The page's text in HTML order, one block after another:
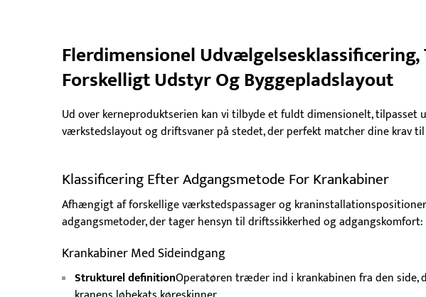
Flerdimensionel
Forskelligt Udstyr Og Byggepladslayout
Ud over kerneproduktserien kan vi tilbyde et fuldt dimensionelt, tilpasset
værkstedslayout og driftsvaner på stedet, der perfekt matcher dine krav
Klassificering Efter Adgangsmetode For Krankabiner
Afhængigt af forskellige værkstedspassager og
adgangsmetoder, der tager hensyn til driftssikkerhed og adgangskomfort:
Krankabiner Med Sideindgang
Strukturel definitionOperatøren træder ind i krankabinen fra den side,